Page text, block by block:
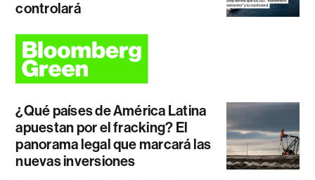
controlará
¿Qué países de América Latina
apuestan por el fracking? El
panorama legal que marcará las
nuevas inversiones